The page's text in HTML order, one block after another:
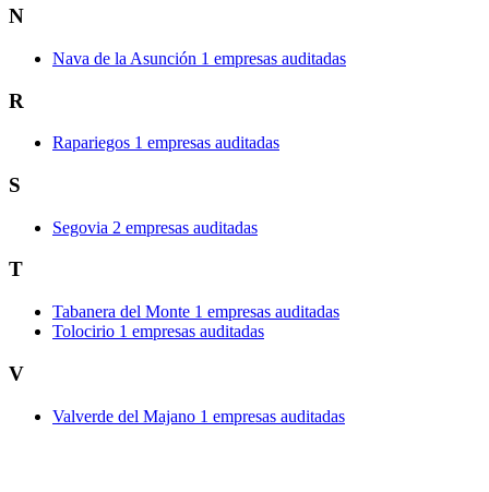
N
Nava de la Asunción 1 empresas auditadas
R
Rapariegos 1 empresas auditadas
S
Segovia 2 empresas auditadas
T
Tabanera del Monte 1 empresas auditadas
Tolocirio 1 empresas auditadas
V
Valverde del Majano 1 empresas auditadas